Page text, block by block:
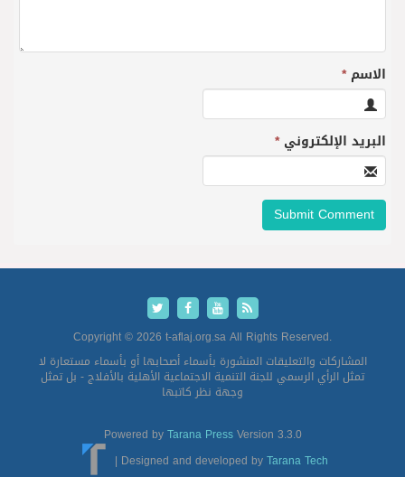
الاسم*
البريد الإلكتروني*
Copyright © 2026 t-aflaj.org.sa All Rights Reserved.
المشاركات والتعليقات المنشورة بأسماء أصحابها أو بأسماء مستعارة لا
تمثل الرأي الرسمي للجنة التنمية الاجتماعية الأهلية بالأفلاج - بل تمثل
وجهة نظر كاتبها
Powered byTarana PressVersion 3.3.0
Designed and developed byTarana Tech
|